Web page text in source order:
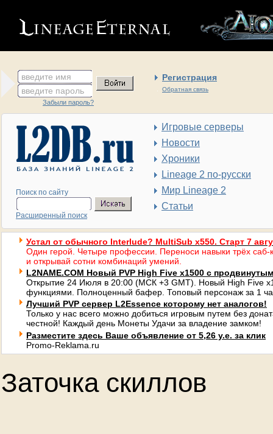
введите имя Регистрация
Обратная связь
введите пароль
Забыли пароль?
Поиск по сайту
Расширенный поиск
Игровые серверы
Новости
Хроники
Lineage 2 по-русски
Мир Lineage 2
Статьи
Устал от обычного Interlude? MultiSub x550. Старт 7
Один герой. Четыре профессии. Переноси навыки трёх саб-
и открывай сотни комбинаций умений.
L2NAME.COM Новый PVP High Five x1500 с
Открытие 24 Июля в 20:00 (МСК +3 GMT). Новый High Five
функциями. Полноценный бафер. Топовый персонаж за 1
Лучший PVP сервер L2Essence которому нет аналогов!
Только у нас всего можно добиться игровым путем без
честной! Каждый день Монеты Удачи за владение замком!
Разместите здесь Ваше объявление от 5,26 у.е. за клик
Promo-Reklama.ru
Заточка скиллов